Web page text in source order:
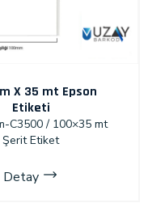
X 35 mt Epson
Etiketi
C3500 / 100×35 mt
Şerit Etiket
Detay